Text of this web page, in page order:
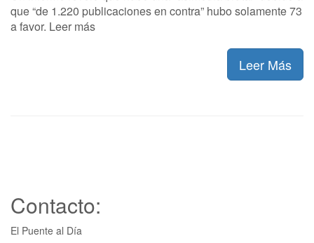
que “de 1.220 publicaciones en contra” hubo solamente 73
a favor. Leer más
Leer Más
Contacto:
El Puente al Día